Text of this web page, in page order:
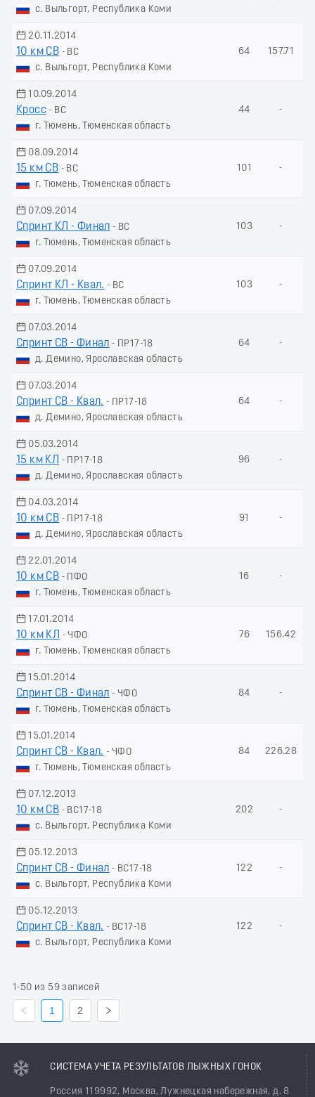
с. Выльгорт, Республика Коми
20.11.2014
10 км СВ - ВС
с. Выльгорт, Республика Коми
64 157.71
10.09.2014
Кросс - ВС
г. Тюмень, Тюменская область
44 -
08.09.2014
15 км СВ - ВС
г. Тюмень, Тюменская область
101 -
07.09.2014
Спринт КЛ - Финал - ВС
г. Тюмень, Тюменская область
103 -
07.09.2014
Спринт КЛ - Квал. - ВС
г. Тюмень, Тюменская область
103 -
07.03.2014
Спринт СВ - Финал - ПР17-18
д. Демино, Ярославская область
64 -
07.03.2014
Спринт СВ - Квал. - ПР17-18
д. Демино, Ярославская область
64 -
05.03.2014
15 км КЛ
- ПР17-18
д. Демино, Ярославская область
96 -
04.03.2014
10 км СВ - ПР17-18
д. Демино, Ярославская область
91 -
22.01.2014
10 км СВ - ПФО
г. Тюмень, Тюменская область
16 -
17.01.2014
10 км КЛ
- ЧФО
г. Тюмень, Тюменская область
76 156.42
15.01.2014
Спринт СВ - Финал - ЧФО
г. Тюмень, Тюменская область
84 -
15.01.2014
Спринт СВ - Квал. - ЧФО
г. Тюмень, Тюменская область
84 226.28
07.12.2013
10 км СВ - ВС17-18
с. Выльгорт, Республика Коми
202 -
05.12.2013
Спринт СВ - Финал - ВС17-18
с. Выльгорт, Республика Коми
122 -
05.12.2013
Спринт СВ - Квал. - ВС17-18
с. Выльгорт, Республика Коми
122 -
1-50 из 59 записей
1 2
СИСТЕМА УЧЕТА РЕЗУЛЬТАТОВ ЛЫЖНЫХ ГОНОК
Россия 119992, Москва, Лужнецкая набережная, д. 8